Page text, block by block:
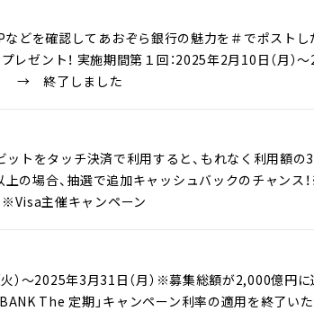
どを確認してあおぞら銀行の魅力を＃でポストし
ゼント！ 実施期間第１回：2025年2月10日（月）
） → 終了しました
トをタッチ決済で利用すると、もれなく利用額の
の場合、抽選で追加キャッシュバックのチャンス
※Visa主催キャンペーン
）～2025年3月31日（月）※募集総額が2,000億円
The 定期」キャンペーン利率の適用を終了い